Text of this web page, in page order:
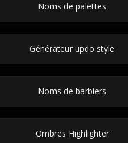
Noms de palettes
Générateur updo style
Noms de barbiers
Ombres Highlighter